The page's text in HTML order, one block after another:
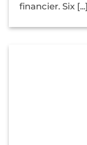
financier. Six [...]